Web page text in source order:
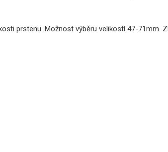
prstenu. Možnost výběru velikostí 47-71mm.